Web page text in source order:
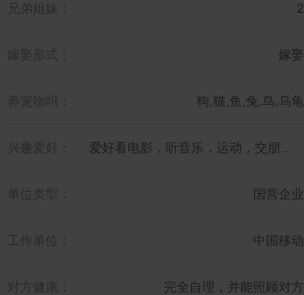
兄弟姐妹： 2
嫁娶形式： 嫁娶
养宠物吗： 狗,猫,鱼,兔,鸟,乌龟
兴趣爱好：
单位类型： 国营企业
工作单位： 中国移动
对方健康： 完全自理，并能照顾对方